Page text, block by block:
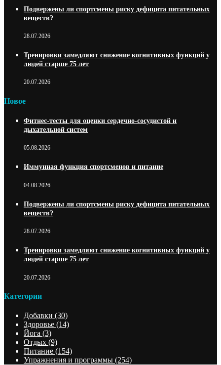
Подвержены ли спортсмены риску дефицита питательных
веществ?
28.07.2026
Тренировки замедляют снижение когнитивных функций у
людей старше 75 лет
20.07.2026
Новое
Фитнес-тесты для оценки сердечно-сосудистой и
дыхательной систем
05.08.2026
Иммунная функция спортсменов и питание
04.08.2026
Подвержены ли спортсмены риску дефицита питательных
веществ?
28.07.2026
Тренировки замедляют снижение когнитивных функций у
людей старше 75 лет
20.07.2026
Категории
Добавки (30)
Здоровье (14)
Йога (3)
Отдых (9)
Питание (154)
Упражнения и программы (254)